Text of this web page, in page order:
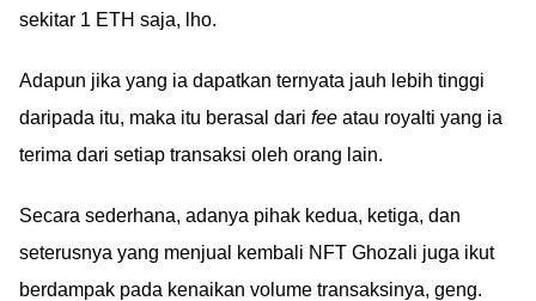
sekitar 1 ETH saja, lho.
Adapun jika yang ia dapatkan ternyata jauh lebih tinggi
daripada itu, maka itu berasal dari fee atau royalti yang ia
terima dari setiap transaksi oleh orang lain.
Secara sederhana, adanya pihak kedua, ketiga, dan
seterusnya yang menjual kembali NFT Ghozali juga ikut
berdampak pada kenaikan volume transaksinya, geng.